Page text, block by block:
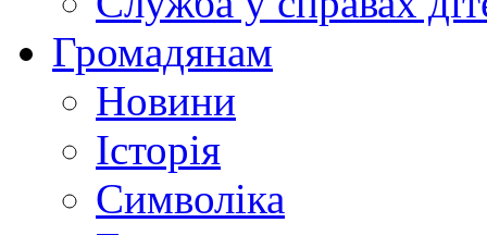
Громадянам
Новини
Історія
Символіка